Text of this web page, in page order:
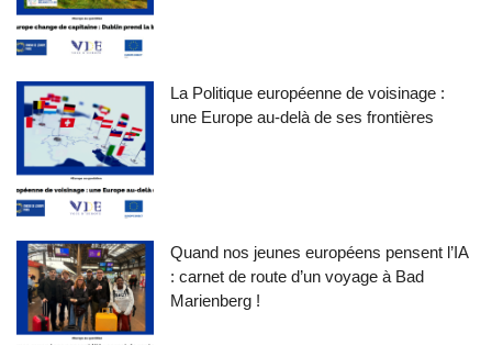
La Politique européenne de voisinage :
une Europe au-delà de ses frontières
Quand nos jeunes européens pensent l’IA
: carnet de route d’un voyage à Bad
Marienberg !